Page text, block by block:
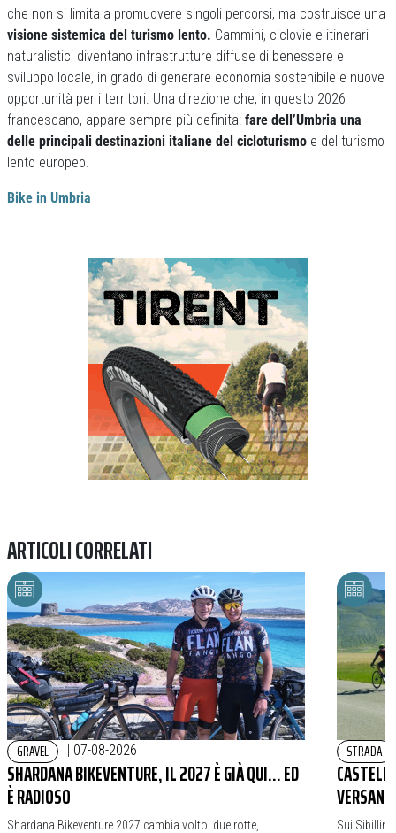
che non si limita a promuovere singoli percorsi, ma costruisce una
visione sistemica del turismo lento. Cammini, ciclovie e itinerari
naturalistici diventano infrastrutture diffuse di benessere e
sviluppo locale, in grado di generare economia sostenibile e nuove
opportunità per i territori. Una direzione che, in questo 2026
francescano, appare sempre più definita: fare dell’Umbria una
delle principali destinazioni italiane del cicloturismo e del turismo
lento europeo.
Bike in Umbria
Previous
ARTICOLI CORRELATI
GRAVEL | 07-08-2026
SHARDANA BIKEVENTURE, IL 2027 È GIÀ QUI… ED
È RADIOSO
Shardana Bikeventure 2027 cambia volto: due rotte,
STRADA
Sui Sibillini